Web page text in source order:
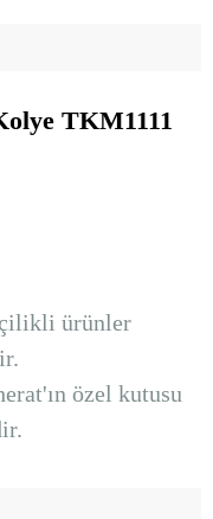
TKM1111
ürünler
özel kutusu